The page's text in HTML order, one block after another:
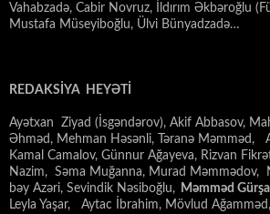
Vahabzadə, Cabir Novruz, İldırım Əkbəroğlu
Mustafa Müseyiboğlu, Ülvi Bünyadzadə…
REDAKSİYA HEYƏTİ
Ayətxan Ziyad (İsgəndərov), Akif Abbasov,
Əhməd, Mehman Həsənli, Təranə Məmməd,
Kamal Camalov, Günnur Ağayeva, Rizvan
Nazim, Səma Muğanna, Murad Məmmədov,
bəy Azəri, Sevindik Nəsiboğlu, Məmməd
Leyla Yaşar, Aytac İbrahim, Mövlud